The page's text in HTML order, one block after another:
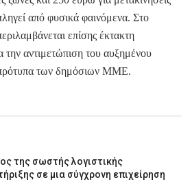
από φυσικά φαινόμενα. Στο
επίσης έκτακτη
την αντιμετώπιση του αυξημένου
των δημόσιων ΜΜΕ.
της σωστής λογιστικής
σε μια σύγχρονη επιχείρηση